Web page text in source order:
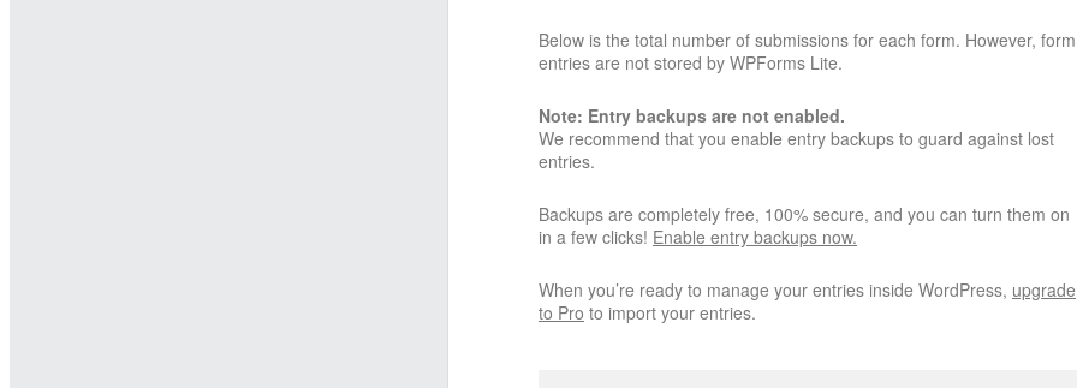
Below is the total number of submissions for each form. However, form
entries are not stored by WPForms Lite.
Note: Entry backups are not enabled.
We recommend that you enable entry backups to guard against lost
entries.
Backups are completely free, 100% secure, and you can turn them on
in a few clicks! Enable entry backups now.
When you’re ready to manage your entries inside WordPress, upgrade
to Pro to import your entries.